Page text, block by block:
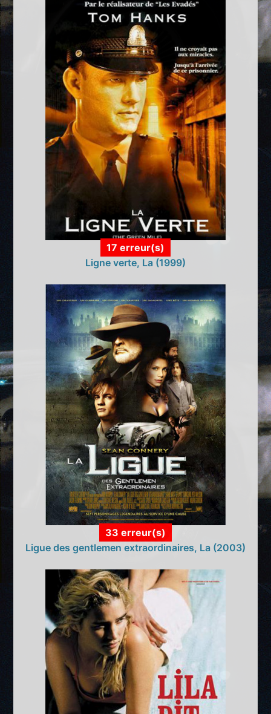
17 erreur(s)
Ligne verte, La (1999)
33 erreur(s)
Ligue des gentlemen extraordinaires, La (2003)